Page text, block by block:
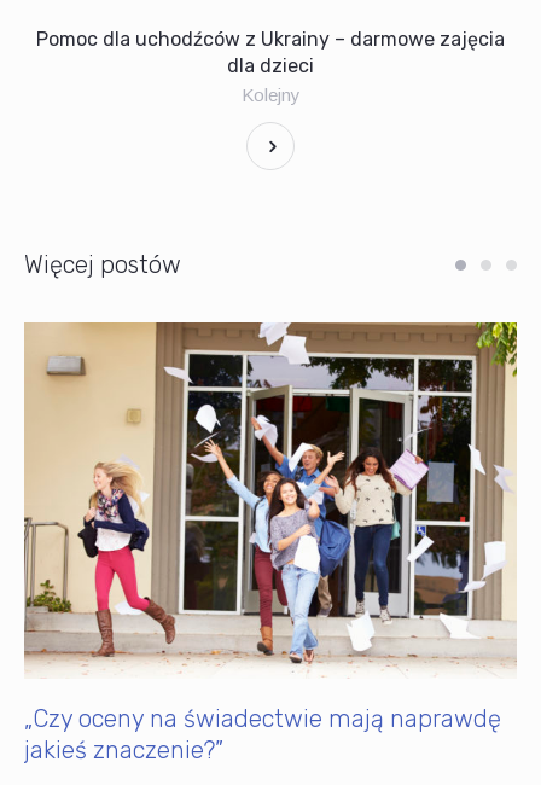
Pomoc dla uchodźców z Ukrainy – darmowe zajęcia
dla dzieci
Kolejny
Więcej postów
„Czy oceny na świadectwie mają naprawdę
jakieś znaczenie?”